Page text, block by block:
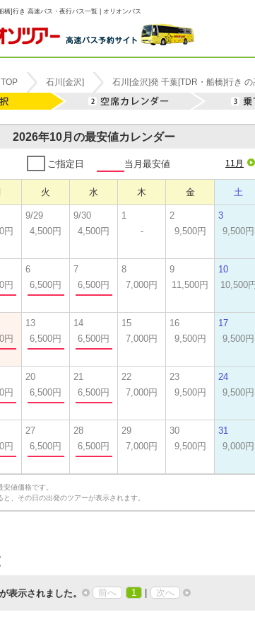
橋]行き 高速バス・夜行バス一覧 | オリオンバス
石川[金沢] 石川[金沢]発 千葉[TDR・船橋]行き
2026年10月の最安値カレンダー
11月
ご指定日 当月最安値
火 水 木 金 土
円
9/29
4,500円
9/30
4,500円
1
-
2
9,500円
3
9,500円
円
6
6,500円
7
6,500円
8
7,000円
9
11,500円
10
10,500円
円
13
6,500円
14
6,500円
15
7,000円
16
9,500円
17
9,500円
円
20
6,500円
21
6,500円
22
7,000円
23
9,500円
24
9,500円
円
27
6,500円
28
6,500円
29
7,000円
30
9,500円
31
9,000円
値価格です。
と、その日の出発のツアーが表示されます。
表示されました。 前へ 1 次へ